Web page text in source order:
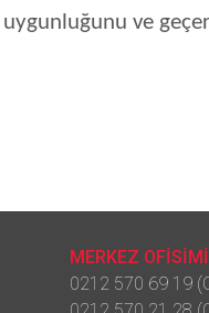
ve
MERKEZ
0212 570 69 19